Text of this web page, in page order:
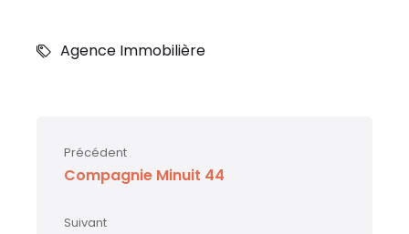
Agence Immobilière
Précédent
Compagnie Minuit 44
Suivant